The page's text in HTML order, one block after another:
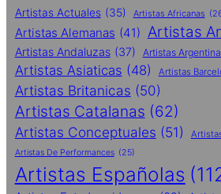
Artistas Actuales (35) Artistas Africanas
Artistas Alemanas (41) Artistas
Artistas Andaluzas (37) Artistas
Artistas Asiaticas (48) Artistas
Artistas Britanicas (50)
Artistas Catalanas (62)
Artistas Conceptuales (51)
Artistas De Performances (25)
Artistas Españolas